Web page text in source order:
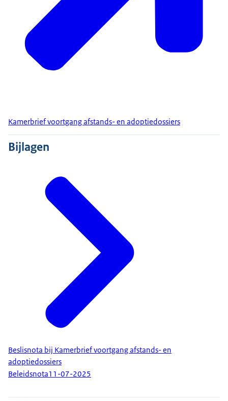
Kamerbrief voortgang afstands- en adoptiedossiers
Bijlagen
Beslisnota bij Kamerbrief voortgang afstands- en
adoptiedossiers
Beleidsnota11-07-2025